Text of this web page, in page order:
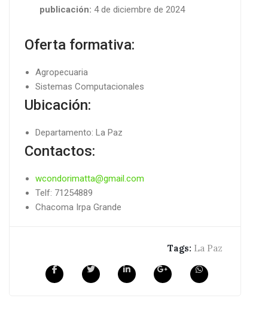
publicación: 4 de diciembre de 2024
Oferta formativa:
Agropecuaria
Sistemas Computacionales
Ubicación:
Departamento: La Paz
Contactos:
wcondorimatta@gmail.com
Telf: 71254889
Chacoma Irpa Grande
Tags: La Paz